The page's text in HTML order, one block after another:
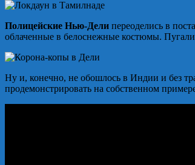
Полицейские Нью-Дели переоделись в
облаченные в белоснежные костюмы.
Ну и, конечно, не обошлось в Индии и без
продемонстрировать на собственном